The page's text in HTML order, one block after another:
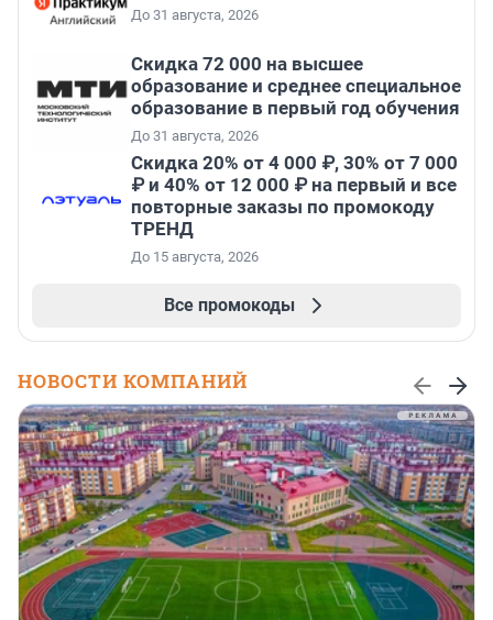
До 31 августа, 2026
Скидка 72 000 на высшее
образование и среднее специальное
образование в первый год обучения
До 31 августа, 2026
Скидка 20% от 4 000 ₽, 30% от 7 000
₽ и 40% от 12 000 ₽ на первый и все
повторные заказы по промокоду
ТРЕНД
До 15 августа, 2026
Все промокоды
НОВОСТИ КОМПАНИЙ